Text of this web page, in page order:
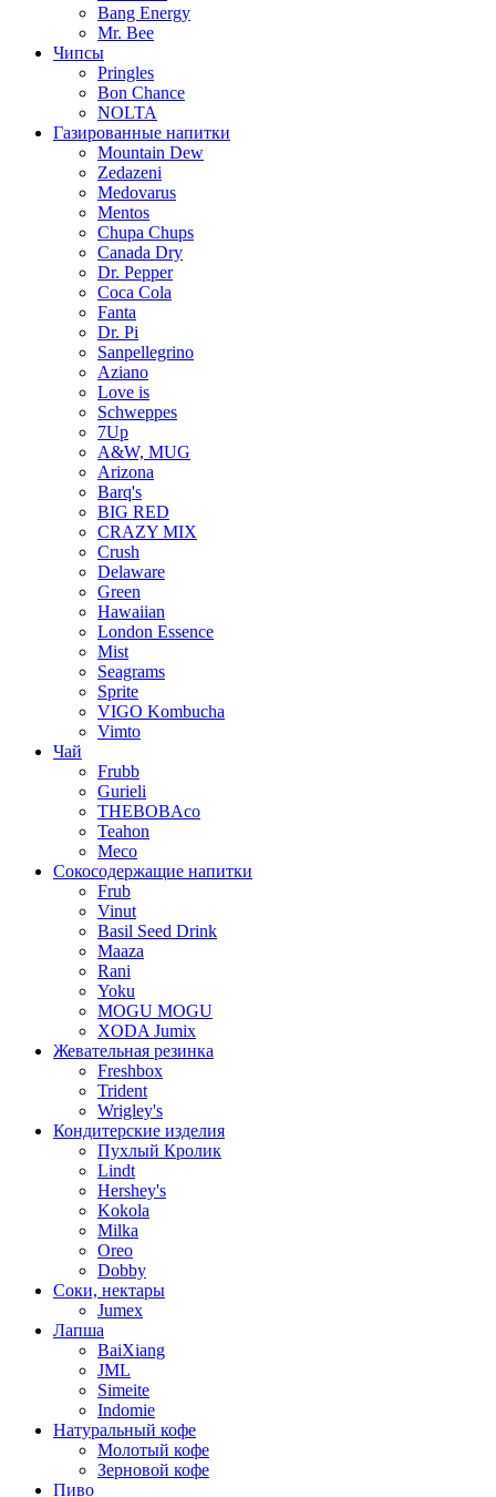
Bang Energy
Mr. Bee
Чипсы
Pringles
Bon Chance
NOLTA
Газированные напитки
Mountain Dew
Zedazeni
Medovarus
Mentos
Chupa Chups
Canada Dry
Dr. Pepper
Coca Cola
Fanta
Dr. Pi
Sanpellegrino
Aziano
Love is
Schweppes
7Up
A&W, MUG
Arizona
Barq's
BIG RED
CRAZY MIX
Crush
Delaware
Green
Hawaiian
London Essence
Mist
Seagrams
Sprite
VIGO Kombucha
Vimto
Чай
Frubb
Gurieli
THEBOBAco
Teahon
Meco
Сокосодержащие напитки
Frub
Vinut
Basil Seed Drink
Maaza
Rani
Yoku
MOGU MOGU
XODA Jumix
Жевательная резинка
Freshbox
Trident
Wrigley's
Кондитерские изделия
Пухлый Кролик
Lindt
Hershey's
Kokola
Milka
Oreo
Dobby
Соки, нектары
Jumex
Лапша
BaiXiang
JML
Simeite
Indomie
Натуральный кофе
Молотый кофе
Зерновой кофе
Пиво